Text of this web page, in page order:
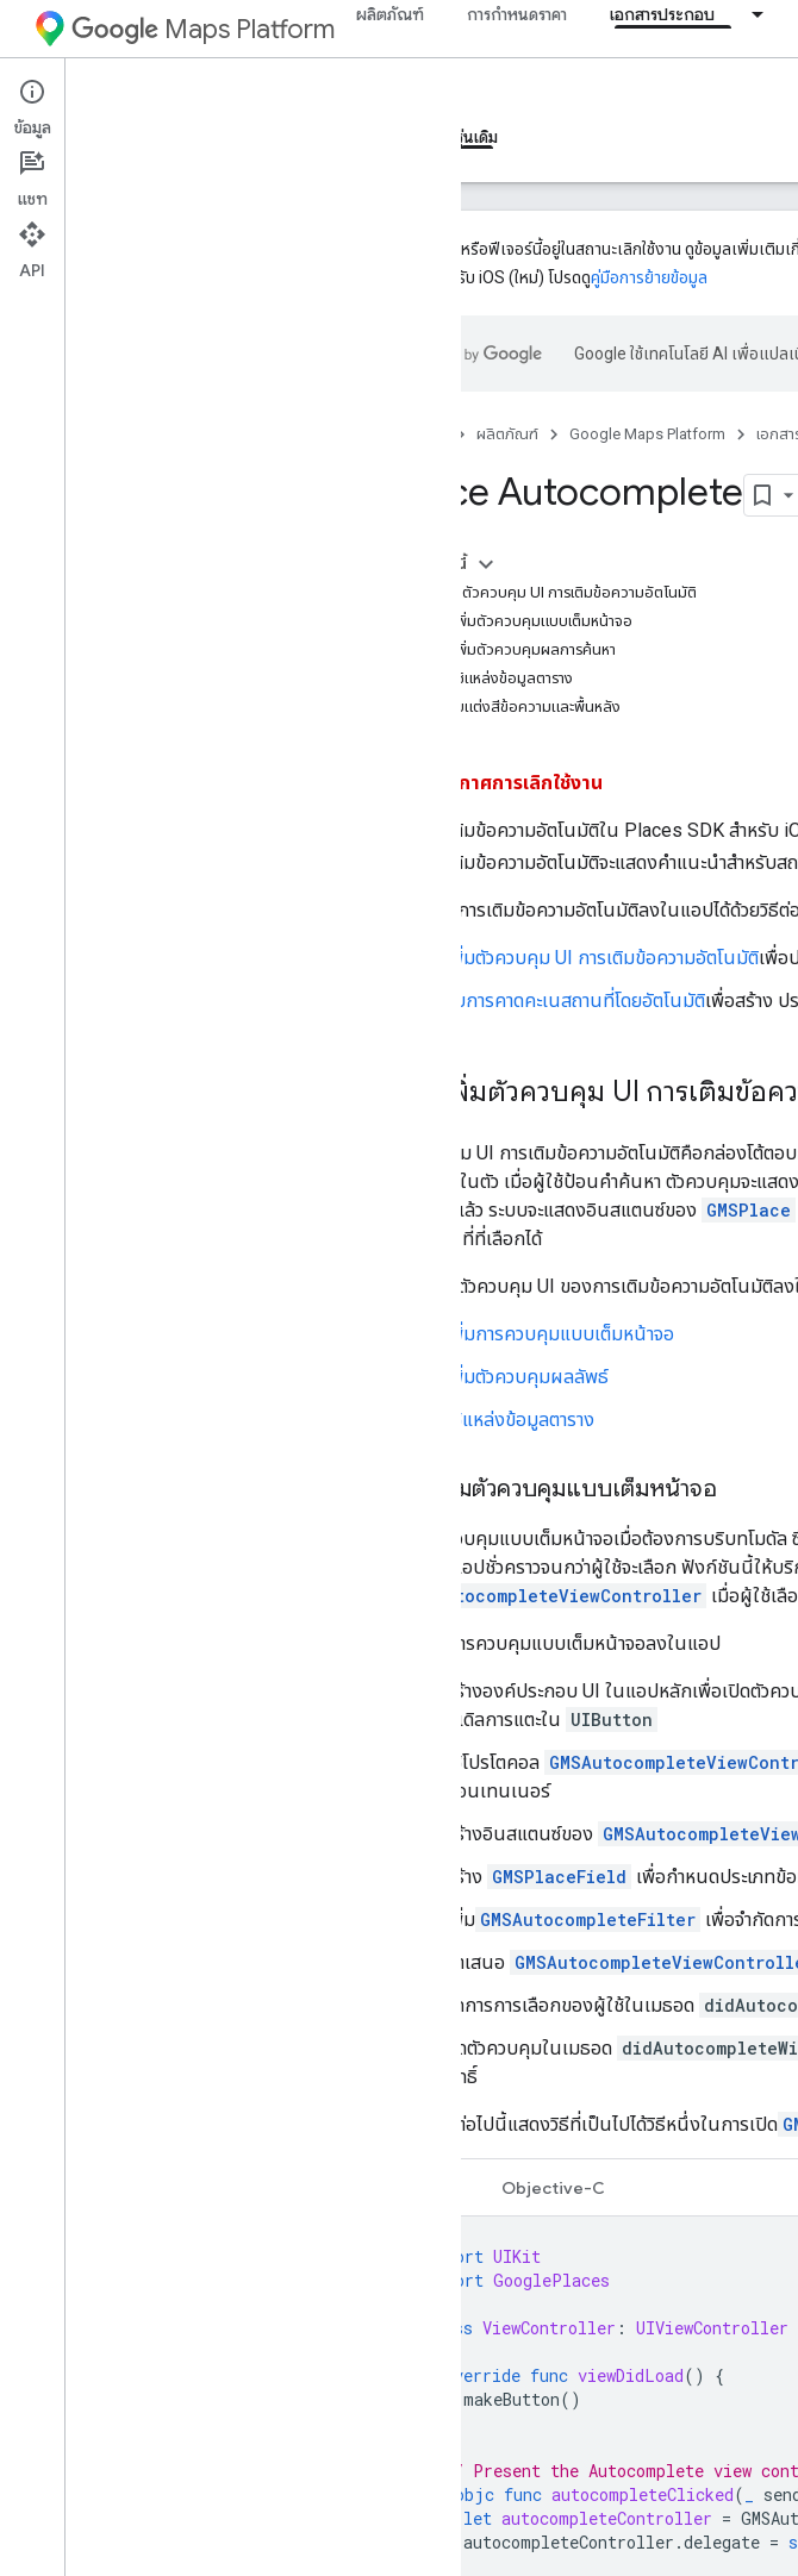
Maps Platform ผลิตภัณฑ์ การกำหนดราคา เอกสารประกอบ
iOS
คำแนะนำ
รุ่นเดิม
ผลิตภัณฑ์หรือฟีเจอร์นี้อยู่ในสถานะเลิกใช้งาน ดูข้อมูลเพิ่มเติมเ
SDK สำหรับ iOS (ใหม่) โปรดดูคู่มือการย้ายข้อมูล
Google ใช้เทคโนโลยี AI เพื่อแป
ผลิตภัณฑ์ Google Maps Platform เอกส
Place Autocomplete
ในหน้านี้
การเพิ่มตัวควบคุม UI การเติมข้อความอัตโนมัติ
การเพิ่มตัวควบคุมแบบเต็มหน้าจอ
การเพิ่มตัวควบคุมผลการค้นหา
การใช้แหล่งข้อมูลตาราง
การปรับแต่งสีข้อความและพื้นหลัง
ประกาศการเลิกใช้งาน
บริการเติมข้อความอัตโนมัติใน Places SDK สำหรั
บริการเติมข้อความอัตโนมัติจะแสดงคำแนะนำสำหรับ
คุณเพิ่มการเติมข้อความอัตโนมัติลงในแอปได้ด้วยวิธีต่
เพิ่มตัวควบคุม UI การเติมข้อความอัตโนมัติเพื่อ
รับการคาดคะเนสถานที่โดยอัตโนมัติเพื่อสร้าง
การเพิ่มตัวควบคุม UI การเติมข้อ
ตัวควบคุม UI การเติมข้อความอัตโนมัติคือกล่องโต้ต
อัตโนมัติในตัว เมื่อผู้ใช้ป้อนคำค้นหา ตัวควบคุมจะแส
ใช้เลือกแล้ว ระบบจะแสดงอินสแตนซ์ของ GMSPlace
กับสถานที่ที่เลือกได้
คุณเพิ่มตัวควบคุม UI ของการเติมข้อความอัตโนมัติล
เพิ่มการควบคุมแบบเต็มหน้าจอ
เพิ่มตัวควบคุมผลลัพธ์
ใช้แหล่งข้อมูลตาราง
การเพิ่มตัวควบคุมแบบเต็มหน้าจอ
ใช้การควบคุมแบบเต็มหน้าจอเมื่อต้องการบริบทโมดั
UI ของแอปชั่วคราวจนกว่าผู้ใช้จะเลือก ฟังก์ชันนี้ให้บริ
GMSAutocompleteViewController เมื่อผู้ใช้เ
วิธีเพิ่มการควบคุมแบบเต็มหน้าจอลงในแอป
สร้างองค์ประกอบ UI ในแอปหลักเพื่อเปิดตัวค
นเดิลการแตะใน UIButton
ใช้โปรโตคอล
คอนเทนเนอร์
สร้างอินสแตนซ์ของ
สร้าง GMSPlaceField เพื่อกำหนดประเภทข้
เพิ่ม GMSAutocompleteFilter เพื่อจำกัดกา
นำเสนอ
จัดการการเลือกของผู้ใช้ในเมธอด
ปิดตัวควบคุมในเมธอด
สิทธิ์
ตัวอย่างต่อไปนี้แสดงวิธีที่เป็นไปได้วิธีหนึ่งในการเปิด
Objective-C
import UIKit
import GooglePlaces
class ViewController : UIViewController
override func viewDidLoad()
{
makeButton()
// Present the Autocomplete view
@objc func autocompleteClicked(
let autocompleteController =
autocompleteController .delegate =
ข้อมูล
แชท
API